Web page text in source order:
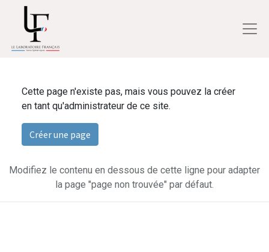
Cette page n'existe pas, mais vous pouvez la créer
en tant qu'administrateur de ce site.
Créer une page
Modifiez le contenu en dessous de cette ligne pour adapter
la page "page non trouvée" par défaut.